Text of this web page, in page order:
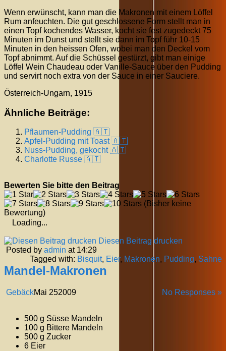
Wenn erwünscht, kann man die Makronen mit einem Löffel
Rum anfeuchten. Die gut geschlossene Form stellt man in
einen Topf kochendes Wasser, kocht sie fest zugedeckt 75
Minuten im Dunst und stellt sie dann im Topf führ 10-15
Minuten in den heissen Ofen, wobei man den Deckel vom
Topf abnimmt. Auf die Schüssel gestürzt, gibt man einige
Löffel Wein Chaudeau oder Vanille-Sauce über den Pudding
und servirt noch extra von der Sauce in einer Sauciere.
Österreich-Ungarn, 1915
Ähnliche Beiträge:
Pflaumen-Pudding 🇦🇹
Apfel-Pudding mit Toast 🇦🇹
Nuss-Pudding, gekocht 🇦🇹
Charlotte Russe 🇦🇹
Bewerten Sie bitte den Beitrag
(Bisher keine
Bewertung)
Loading...
Diesen Beitrag drucken
Posted by admin at 14:29
Tagged with: Bisquit, Eier, Makronen, Pudding, Sahne
Mandel-Makronen
Gebäck No Responses »
Mai 252009
500 g Süsse Mandeln
100 g Bittere Mandeln
500 g Zucker
6 Eier